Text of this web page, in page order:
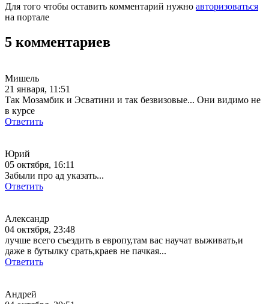
Для того чтобы оставить комментарий нужно авторизоваться
на портале
5 комментариев
Мишель
21 января, 11:51
Так Мозамбик и Эсватини и так безвизовые... Они видимо не
в курсе
Ответить
Юрий
05 октября, 16:11
Забыли про ад указать...
Ответить
Александр
04 октября, 23:48
лучше всего съездить в европу,там вас научат выживать,и
даже в бутылку срать,краев не пачкая...
Ответить
Андрей